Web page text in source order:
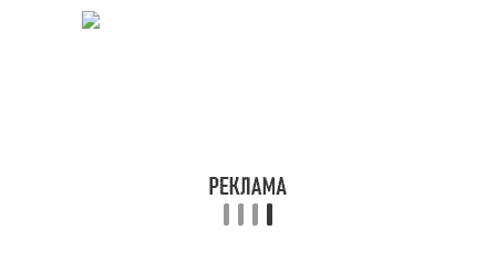
Квартиры на этаже